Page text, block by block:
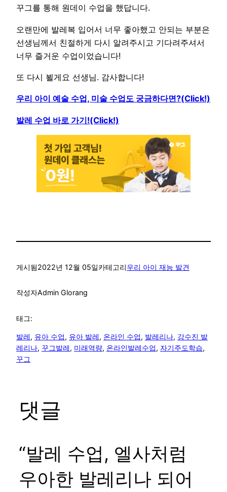
꾸그를 통해 원데이 수업을 했답니다.
오랜만에 발레복 입어서 너무 좋아했고 안되는 부분은
선생님께서 친절하게 다시 알려주시고 기다려주셔서
너무 즐거운 수업이었습니다!
또 다시 뵐게요 선생님. 감사합니다!
우리 아이 예술 수업, 미술 수업도 궁금하다면?(Click!)
발레 수업 바로 가기!(Click!)
게시됨2022년 12월 05일카테고리우리 아이 재능 발견
작성자Admin Glorang
태그:
발레, 유아 수업, 유아 발레, 온라인 수업, 발레리나, 강수진 발
레리나, 꾸그발레, 미래역량, 온라인발레수업, 자기주도학습
꾸그
댓글
“발레 수업, 엘사처럼
우아한 발레리나 되어